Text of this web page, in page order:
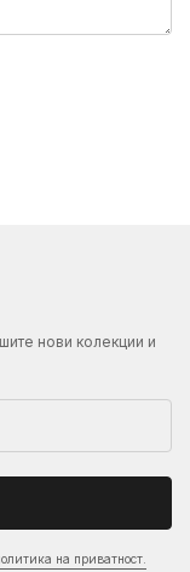
нови колекции и
на приватност.